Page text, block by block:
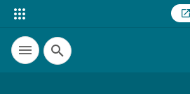
Recherche